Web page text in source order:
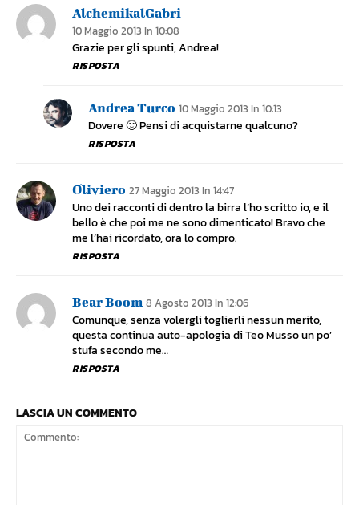
AlchemikalGabri
10 Maggio 2013 In 10:08
Grazie per gli spunti, Andrea!
RISPOSTA
Andrea Turco 10 Maggio 2013 In 10:13
Dovere 🙂 Pensi di acquistarne qualcuno?
RISPOSTA
Oliviero 27 Maggio 2013 In 14:47
Uno dei racconti di dentro la birra l’ho scritto io, e il
bello è che poi me ne sono dimenticato! Bravo che
me l’hai ricordato, ora lo compro.
RISPOSTA
Bear Boom 8 Agosto 2013 In 12:06
Comunque, senza volergli toglierli nessun merito,
questa continua auto-apologia di Teo Musso un po’
stufa secondo me…
RISPOSTA
LASCIA UN COMMENTO